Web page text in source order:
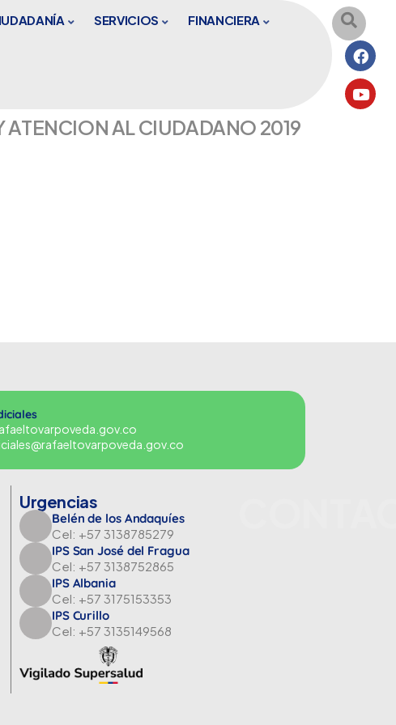
SERVICIOS FINANCIERA
ATENCION AL CIUDADANO 2019
Urgencias
Belén de los Andaquíes
Cel: +57 3138785279
IPS San José del Fragua
Cel: +57 3138752865
IPS Albania
Cel: +57 3175153353
IPS Curillo
Cel: +57 3135149568